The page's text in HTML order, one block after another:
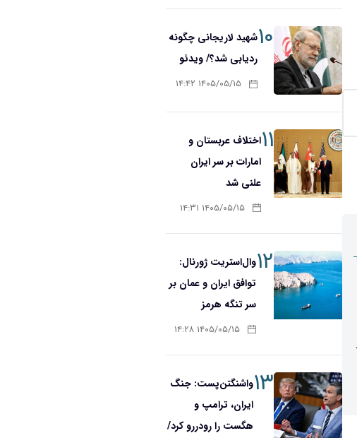
۱۰شهید لاریجانی چگونه
ردیابی شد؟/ ویدئو
۱۴۰۵/۰۵/۱۵ ۱۴:۴۲
۱۱اختلاف عربستان و
امارات بر سر ایران
علنی شد
۱۴۰۵/۰۵/۱۵ ۱۴:۳۱
۱۲وال‌استریت ژورنال:
توافق ایران و عمان بر
سر تنگه هرمز
۱۴۰۵/۰۵/۱۵ ۱۴:۲۸
۱۳واشنگتن‌پست: جنگ
ایران، ترامپ و
هگست را رودررو کرد/